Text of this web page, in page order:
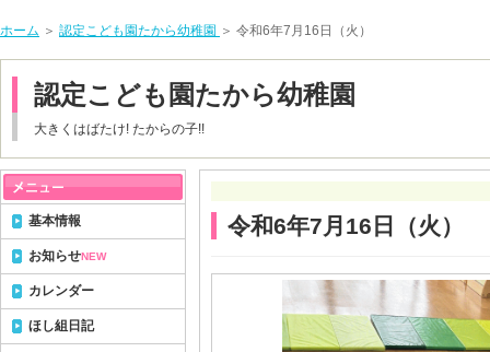
ホーム ＞ 認定こども園たから幼稚園 ＞ 令和6年7月16日（火）
認定こども園たから幼稚園
大きくはばたけ! たからの子!!
令和6年7月16日（火）
基本情報
お知らせNEW
カレンダー
ほし組日記